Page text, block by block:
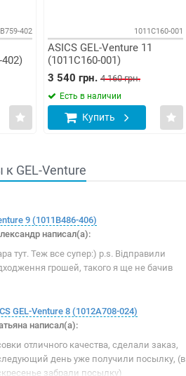
402 1011C160-001
ASICS GEL-Venture 11
(1011C160-001)
3 540 грн. 4 160 грн.
Есть в наличии
Купить
GEL-Venture
9 (1011B486-406)
написал(а):
тут. Теж все супер:) p.s. Відправили
грошей, такого я ще не бачив
GEL-Venture 8 (1012A708-024)
написал(а):
отличного качества, сделали заказ,
день уже получили посылку, (в
забрали посылку)